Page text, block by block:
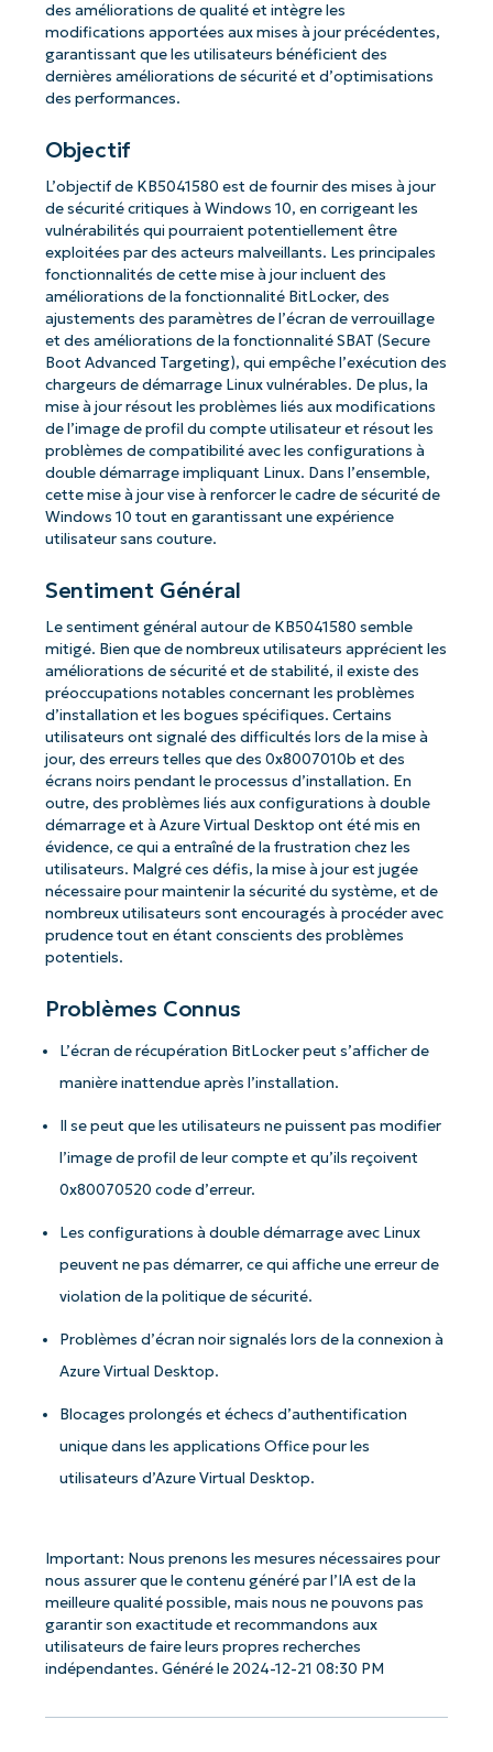
des améliorations de qualité et intègre les
modifications apportées aux mises à jour précédentes,
garantissant que les utilisateurs bénéficient des
dernières améliorations de sécurité et d’optimisations
des performances.
Objectif
L’objectif de KB5041580 est de fournir des mises à jour
de sécurité critiques à Windows 10, en corrigeant les
vulnérabilités qui pourraient potentiellement être
exploitées par des acteurs malveillants. Les principales
fonctionnalités de cette mise à jour incluent des
améliorations de la fonctionnalité BitLocker, des
ajustements des paramètres de l’écran de verrouillage
et des améliorations de la fonctionnalité SBAT (Secure
Boot Advanced Targeting), qui empêche l’exécution des
chargeurs de démarrage Linux vulnérables. De plus, la
mise à jour résout les problèmes liés aux modifications
de l’image de profil du compte utilisateur et résout les
problèmes de compatibilité avec les configurations à
double démarrage impliquant Linux. Dans l’ensemble,
cette mise à jour vise à renforcer le cadre de sécurité de
Windows 10 tout en garantissant une expérience
utilisateur sans couture.
Sentiment Général
Le sentiment général autour de KB5041580 semble
mitigé. Bien que de nombreux utilisateurs apprécient les
améliorations de sécurité et de stabilité, il existe des
préoccupations notables concernant les problèmes
d’installation et les bogues spécifiques. Certains
utilisateurs ont signalé des difficultés lors de la mise à
jour, des erreurs telles que des 0x8007010b et des
écrans noirs pendant le processus d’installation. En
outre, des problèmes liés aux configurations à double
démarrage et à Azure Virtual Desktop ont été mis en
évidence, ce qui a entraîné de la frustration chez les
utilisateurs. Malgré ces défis, la mise à jour est jugée
nécessaire pour maintenir la sécurité du système, et de
nombreux utilisateurs sont encouragés à procéder avec
prudence tout en étant conscients des problèmes
potentiels.
Problèmes Connus
L’écran de récupération BitLocker peut s’afficher de
manière inattendue après l’installation.
Il se peut que les utilisateurs ne puissent pas modifier
l’image de profil de leur compte et qu’ils reçoivent
0x80070520 code d’erreur.
Les configurations à double démarrage avec Linux
peuvent ne pas démarrer, ce qui affiche une erreur de
violation de la politique de sécurité.
Problèmes d’écran noir signalés lors de la connexion à
Azure Virtual Desktop.
Blocages prolongés et échecs d’authentification
unique dans les applications Office pour les
utilisateurs d’Azure Virtual Desktop.
Important: Nous prenons les mesures nécessaires pour
nous assurer que le contenu généré par l’IA est de la
meilleure qualité possible, mais nous ne pouvons pas
garantir son exactitude et recommandons aux
utilisateurs de faire leurs propres recherches
indépendantes. Généré le 2024-12-21 08:30 PM
pilotées par l'IA de NinjaOne !
Prénom
Nom*
Business